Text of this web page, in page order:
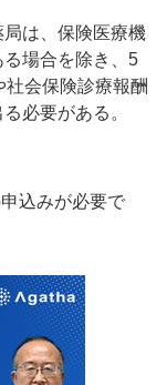
は、保険医療機
場合を除き、5
会保険診療報酬
必要がある。
込みが必要で